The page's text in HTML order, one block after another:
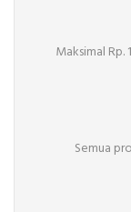
Maksimal
Semua